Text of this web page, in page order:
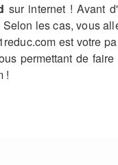
sur internet ! Avant
les cas, vous
est votre
permettant de
!